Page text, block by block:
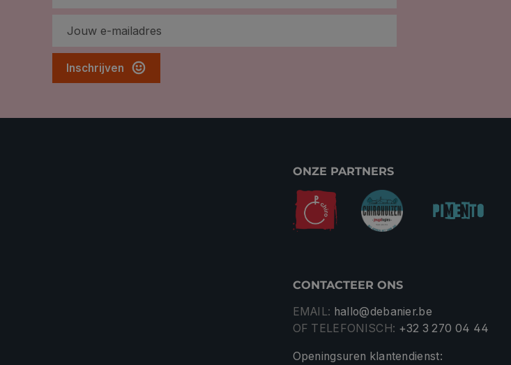
Inschrijven
ONZE PARTNERS
CONTACTEER ONS
EMAIL: hallo@debanier.be
OF TELEFONISCH: +32 3 270 04 44
Openingsuren klantendienst: